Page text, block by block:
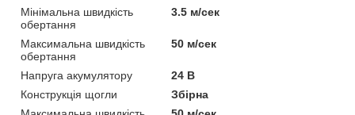
Мінімальна швидкість
обертання
3.5 м/сек
Максимальна швидкість
обертання
50 м/сек
Напруга акумулятору
24 В
Конструкція щогли
Збірна